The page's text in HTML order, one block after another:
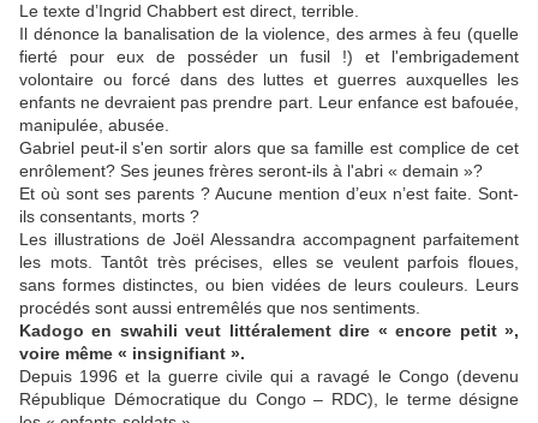
Le texte d’Ingrid Chabbert est direct, terrible.
Il dénonce la banalisation de la violence, des armes à feu (quelle
fierté pour eux de posséder un fusil !) et l'embrigadement
volontaire ou forcé dans des luttes et guerres auxquelles les
enfants ne devraient pas prendre part. Leur enfance est bafouée,
manipulée, abusée.
Gabriel peut-il s'en sortir alors que sa famille est complice de cet
enrôlement? Ses jeunes frères seront-ils à l'abri « demain »?
Et où sont ses parents ? Aucune mention d’eux n’est faite. Sont-
ils consentants, morts ?
Les illustrations de Joël Alessandra accompagnent parfaitement
les mots. Tantôt très précises, elles se veulent parfois floues,
sans formes distinctes, ou bien vidées de leurs couleurs. Leurs
procédés sont aussi entremêlés que nos sentiments.
Kadogo en swahili veut littéralement dire « encore petit »,
voire même « insignifiant ».
Depuis 1996 et la guerre civile qui a ravagé le Congo (devenu
République Démocratique du Congo – RDC), le terme désigne